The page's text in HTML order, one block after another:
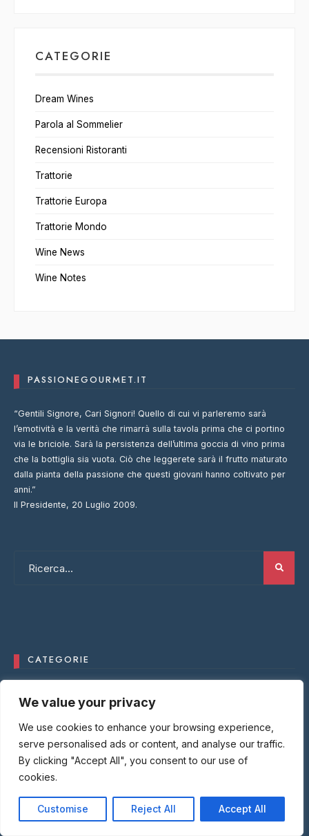
We value your privacy
We use cookies to enhance your browsing experience,
serve personalised ads or content, and analyse our traffic.
By clicking "Accept All", you consent to our use of
cookies.
Customise Reject All Accept All
CATEGORIE
Dream Wines
Parola al Sommelier
Recensioni Ristoranti
Trattorie
Trattorie Europa
Trattorie Mondo
Wine News
Wine Notes
PASSIONEGOURMET.IT
“Gentili Signore, Cari Signori! Quello di cui vi parleremo sarà
l’emotività e la verità che rimarrà sulla tavola prima che ci portino
via le briciole. Sarà la persistenza dell’ultima goccia di vino prima
che la bottiglia sia vuota. Ciò che leggerete sarà il frutto maturato
dalla pianta della passione che questi giovani hanno coltivato per
anni.”
Il Presidente, 20 Luglio 2009.
CATEGORIE
Dream Wines
Recensioni Ristoranti
Trattorie
Trattorie Europa
Trattorie Mondo
Wine News